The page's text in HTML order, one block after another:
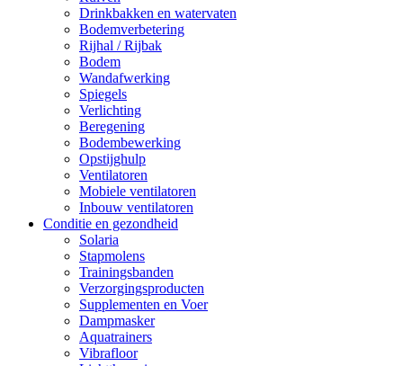
Drinkbakken en watervaten
Bodemverbetering
Rijhal / Rijbak
Bodem
Wandafwerking
Spiegels
Verlichting
Beregening
Bodembewerking
Opstijghulp
Ventilatoren
Mobiele ventilatoren
Inbouw ventilatoren
Conditie en gezondheid
Solaria
Stapmolens
Trainingsbanden
Verzorgingsproducten
Supplementen en Voer
Dampmasker
Aquatrainers
Vibrafloor